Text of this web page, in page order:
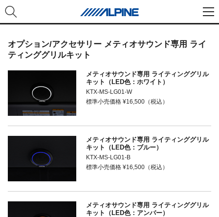
オプション/アクセサリー メティオサウンド専用 ライ
ティンググリルキット
メティオサウンド専用 ライティンググリル
キット（LED色：ホワイト）
KTX-MS-LG01-W
標準小売価格 ¥16,500（税込）
メティオサウンド専用 ライティンググリル
キット（LED色：ブルー）
KTX-MS-LG01-B
標準小売価格 ¥16,500（税込）
メティオサウンド専用 ライティンググリル
キット（LED色：アンバー）